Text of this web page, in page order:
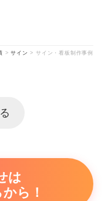
>サイン > サイン・看板制作事例
は
ら！